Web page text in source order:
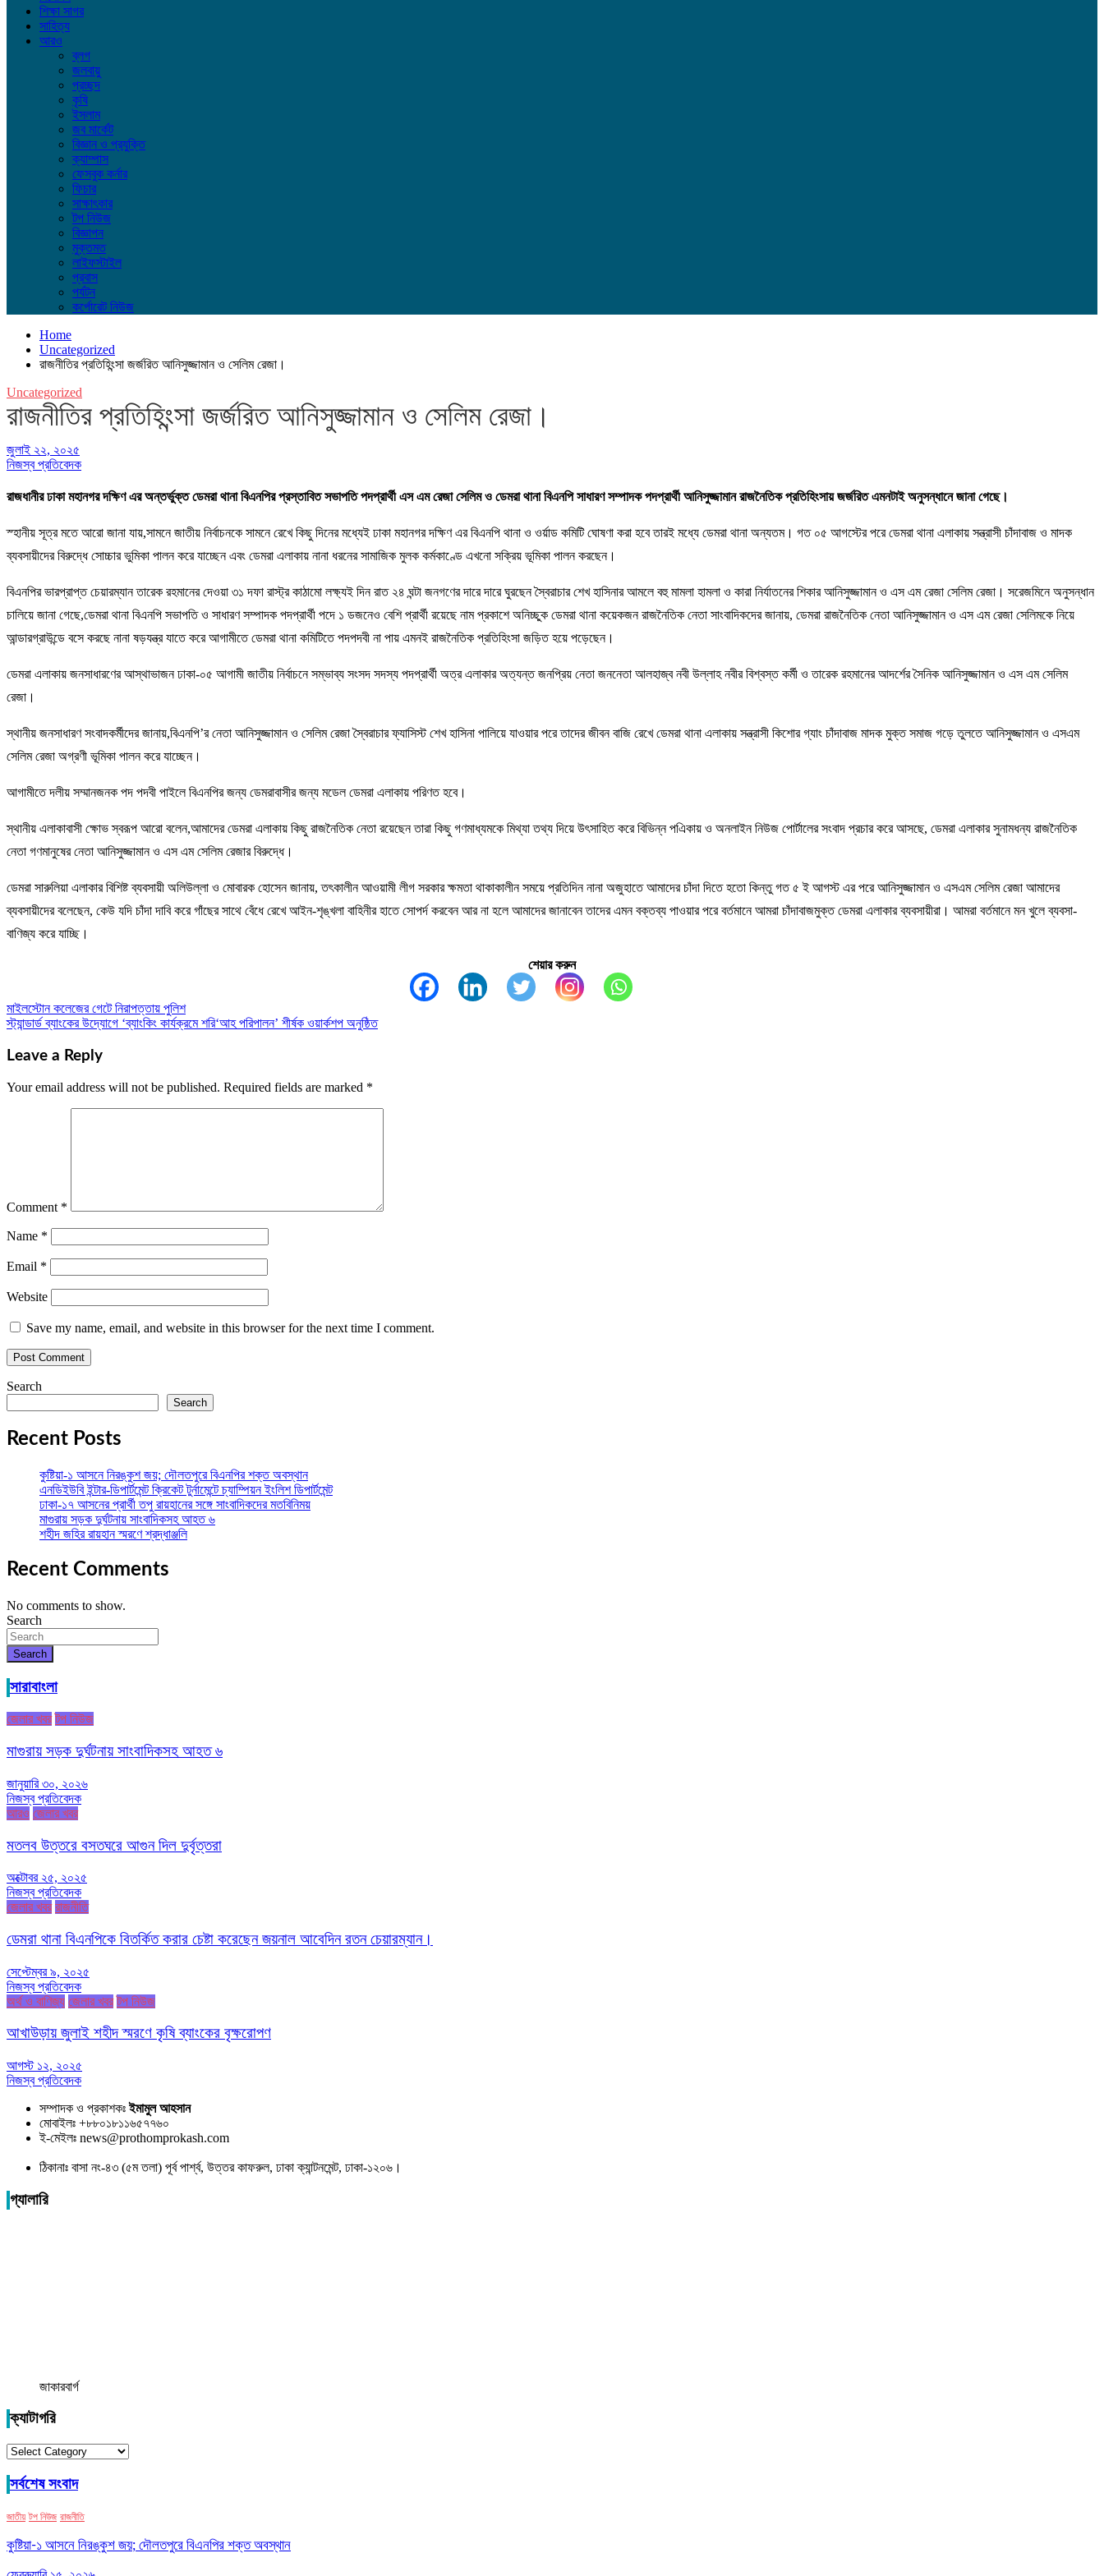
শিক্ষা সাগর
সাহিত্য
আরও
ব্লগ
জলবায়ু
প্রচ্ছদ
কৃষি
ইসলাম
জব মার্কেট
বিজ্ঞান ও প্রযুক্তি
ক্যাম্পাস
ফেসবুক কর্নার
ফিচার
সাক্ষাৎকার
টপ নিউজ
বিজ্ঞাপন
মুক্তমত
লাইফস্টাইল
প্রবাস
পর্যটন
কর্পোরেট নিউজ
Home
Uncategorized
রাজনীতির প্রতিহিংন্সা জর্জরিত আনিসুজ্জামান ও সেলিম রেজা।
Uncategorized
রাজনীতির প্রতিহিংন্সা জর্জরিত আনিসুজ্জামান ও সেলিম রেজা।
জুলাই ২২, ২০২৫
নিজস্ব প্রতিবেদক
রাজধানীর ঢাকা মহানগর দক্ষিণ এর অন্তর্ভুক্ত ডেমরা থানা বিএনপির প্রস্তাবিত সভাপতি পদপ্রার্থী এস এম রেজা সেলিম ও ডেমরা থানা বিএনপি সাধারণ সম্পাদক পদপ্রার্থী আনিসুজ্জামান রাজনৈতিক প্রতিহিংসায় জর্জরিত এমনটাই অনুসন্ধানে জানা গেছে।
স্হানীয় সূত্র মতে আরো জানা যায়,সামনে জাতীয় নির্বাচনকে সামনে রেখে কিছু দিনের মধ্যেই ঢাকা মহানগর দক্ষিণ এর বিএনপি থানা ও ওর্য়াড কমিটি ঘোষণা করা হবে তারই মধ্যে ডেমরা থানা অন্যতম। গত ০৫ আগস্টের পরে ডেমরা থানা এলাকায় সন্ত্রাসী চাঁদাবাজ ও মাদক
ব্যবসায়ীদের বিরুদ্ধে সোচ্চার ভুমিকা পালন করে যাচ্ছেন এবং ডেমরা এলাকায় নানা ধরনের সামাজিক মুলক কর্মকাণ্ডে এখনো সক্রিয় ভূমিকা পালন করছেন।
বিএনপির ভারপ্রাপ্ত চেয়ারম্যান তারেক রহমানের দেওয়া ৩১ দফা রাস্ট্র কাঠামো লক্ষ্যই দিন রাত ২৪ ঘন্টা জনগণের দারে দারে ঘুরছেন স্বৈরাচার শেখ হাসিনার আমলে বহু মামলা হামলা ও কারা নির্যাতনের শিকার আনিসুজ্জামান ও এস এম রেজা সেলিম রেজা। সরেজমিনে অনুসন্ধান
চালিয়ে জানা গেছে,ডেমরা থানা বিএনপি সভাপতি ও সাধারণ সম্পাদক পদপ্রার্থী পদে ১ ডজনেও বেশি প্রার্থী রয়েছে নাম প্রকাশে অনিচ্ছুক ডেমরা থানা কয়েকজন রাজনৈতিক নেতা সাংবাদিকদের জানায়, ডেমরা রাজনৈতিক নেতা আনিসুজ্জামান ও এস এম রেজা সেলিমকে নিয়ে
আন্ডারগ্রাউন্ডে বসে করছে নানা ষড়যন্ত্র যাতে করে আগামীতে ডেমরা থানা কমিটিতে পদপদবী না পায় এমনই রাজনৈতিক প্রতিহিংসা জড়িত হয়ে পড়েছেন।
ডেমরা এলাকায় জনসাধারণের আস্থাভাজন ঢাকা-০৫ আগামী জাতীয় নির্বাচনে সম্ভাব্য সংসদ সদস্য পদপ্রার্থী অত্র এলাকার অত্যন্ত জনপ্রিয় নেতা জননেতা আলহাজ্ব নবী উল্লাহ নবীর বিশ্বস্ত কর্মী ও তারেক রহমানের আদর্শের সৈনিক আনিসুজ্জামান ও এস এম সেলিম
রেজা।
স্থানীয় জনসাধারণ সংবাদকর্মীদের জানায়,বিএনপি’র নেতা আনিসুজ্জামান ও সেলিম রেজা স্বৈরাচার ফ্যাসিস্ট শেখ হাসিনা পালিয়ে যাওয়ার পরে তাদের জীবন বাজি রেখে ডেমরা থানা এলাকায় সন্ত্রাসী কিশোর গ্যাং চাঁদাবাজ মাদক মুক্ত সমাজ গড়ে তুলতে আনিসুজ্জামান ও এসএম
সেলিম রেজা অগ্রণী ভূমিকা পালন করে যাচ্ছেন।
আগামীতে দলীয় সম্মানজনক পদ পদবী পাইলে বিএনপির জন্য ডেমরাবাসীর জন্য মডেল ডেমরা এলাকায় পরিণত হবে।
স্থানীয় এলাকাবাসী ক্ষোভ স্বরূপ আরো বলেন,আমাদের ডেমরা এলাকায় কিছু রাজনৈতিক নেতা রয়েছেন তারা কিছু গণমাধ্যমকে মিথ্যা তথ্য দিয়ে উৎসাহিত করে বিভিন্ন পএিকায় ও অনলাইন নিউজ পোর্টালের সংবাদ প্রচার করে আসছে, ডেমরা এলাকার সুনামধন্য রাজনৈতিক
নেতা গণমানুষের নেতা আনিসুজ্জামান ও এস এম সেলিম রেজার বিরুদ্ধে।
ডেমরা সারুলিয়া এলাকার বিশিষ্ট ব্যবসায়ী অলিউল্লা ও মোবারক হোসেন জানায়, তৎকালীন আওয়ামী লীগ সরকার ক্ষমতা থাকাকালীন সময়ে প্রতিদিন নানা অজুহাতে আমাদের চাঁদা দিতে হতো কিন্তু গত ৫ ই আগস্ট এর পরে আনিসুজ্জামান ও এসএম সেলিম রেজা আমাদের
ব্যবসায়ীদের বলেছেন, কেউ যদি চাঁদা দাবি করে গাঁছের সাথে বেঁধে রেখে আইন-শৃঙ্খলা বাহিনীর হাতে সোপর্দ করবেন আর না হলে আমাদের জানাবেন তাদের এমন বক্তব্য পাওয়ার পরে বর্তমানে আমরা চাঁদাবাজমুক্ত ডেমরা এলাকার ব্যবসায়ীরা। আমরা বর্তমানে মন খুলে ব্যবসা-
বাণিজ্য করে যাচ্ছি।
শেয়ার করুন
Post
navigation
মাইলস্টোন কলেজের গেটে নিরাপত্তায় পুলিশ
স্ট্যান্ডার্ড ব্যাংকের উদ্যোগে ‘ব্যাংকিং কার্যক্রমে শরি‘আহ পরিপালন’ শীর্ষক ওয়ার্কশপ অনুষ্ঠিত
Leave a Reply
Your email address will not be published. Required fields are marked *
Comment *
Name *
Email *
Website
Save my name, email, and website in this browser for the next time I comment.
Search
Search
Recent Posts
কুষ্টিয়া-১ আসনে নিরঙ্কুশ জয়; দৌলতপুরে বিএনপির শক্ত অবস্থান
এনডিইউবি ইন্টার-ডিপার্টমেন্ট ক্রিকেট টুর্নামেন্টে চ্যাম্পিয়ন ইংলিশ ডিপার্টমেন্ট
ঢাকা-১৭ আসনের প্রার্থী তপু রায়হানের সঙ্গে সাংবাদিকদের মতবিনিময়
মাগুরায় সড়ক দুর্ঘটনায় সাংবাদিকসহ আহত ৬
শহীদ জহির রায়হান স্মরণে শ্রদ্ধাঞ্জলি
Recent Comments
No comments to show.
Search
Search
সারাবাংলা
জেলার খবর টপ নিউজ
মাগুরায় সড়ক দুর্ঘটনায় সাংবাদিকসহ আহত ৬
জানুয়ারি ৩০, ২০২৬
নিজস্ব প্রতিবেদক
আরও জেলার খবর
মতলব উত্তরে বসতঘরে আগুন দিল দুর্বৃত্তরা
অক্টোবর ২৫, ২০২৫
নিজস্ব প্রতিবেদক
জেলার খবর রাজনীতি
ডেমরা থানা বিএনপিকে বিতর্কিত করার চেষ্টা করেছেন জয়নাল আবেদিন রতন চেয়ারম্যান।
সেপ্টেম্বর ৯, ২০২৫
নিজস্ব প্রতিবেদক
অর্থ ও বাণিজ্য জেলার খবর টপ নিউজ
আখাউড়ায় জুলাই শহীদ স্মরণে কৃষি ব্যাংকের বৃক্ষরোপণ
আগস্ট ১২, ২০২৫
নিজস্ব প্রতিবেদক
সম্পাদক ও প্রকাশকঃইমামুল আহসান
মোবাইলঃ +৮৮০১৮১১৬৫৭৭৬০
ই-মেইলঃ news@prothomprokash.com
ঠিকানাঃ বাসা নং-৪৩ (৫ম তলা) পূর্ব পার্শ্ব, উত্তর কাফরুল, ঢাকা ক্যান্টনমেন্ট, ঢাকা-১২০৬।
গ্যালারি
জাকারবার্গ
ক্যাটাগরি
ক্যাটাগরি
সর্বশেষ সংবাদ
জাতীয় টপ নিউজ রাজনীতি
কুষ্টিয়া-১ আসনে নিরঙ্কুশ জয়; দৌলতপুরে বিএনপির শক্ত অবস্থান